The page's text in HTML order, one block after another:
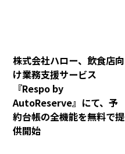
株式会社ハロー、飲食店向
け業務支援サービス
『Respo by
AutoReserve』にて、予
約台帳の全機能を無料で提
供開始